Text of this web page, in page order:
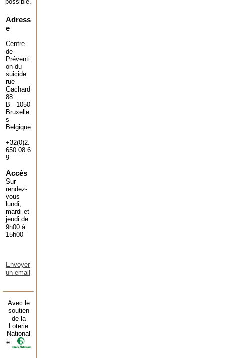
Adress
e
Centre
de
Préventi
on du
suicide
rue
Gachard
88
B - 1050
Bruxelle
s
Belgique
+32(0)2.
650.08.6
9
Accès
Sur
rendez-
vous
lundi,
mardi et
jeudi de
9h00 à
15h00
Envoyer
un email
Avec le
soutien
de la
Loterie
National
e